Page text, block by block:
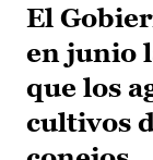
El
en junio
que los
cultivos